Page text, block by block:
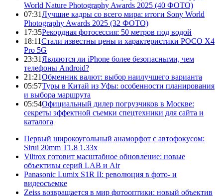
World Nature Photography Awards 2025 (40 ФОТО)
07:31Лучшие кадры со всего мира: итоги Sony World
Photography Awards 2025 (32 ФОТО)
17:35Рекордная фотосессия: 50 метров под водой
18:11Стали известны цены и характеристики POCO X4
Pro 5G
23:31 Являются ли iPhone более безопасными, чем
телефоны Android?
21:21Обменник валют: выбор наилучшего варианта
05:57Туры в Китай из Уфы: особенности планирования
и выбора маршрута
05:54Официальный дилер погрузчиков в Москве:
секреты эффектной съемки спецтехники для сайта и
каталога
Первый широкоугольный анаморфот с автофокусом:
Sirui 20mm T1.8 1.33x
Viltrox готовит масштабное обновление: новые
объективы серий LAB и Air
Panasonic Lumix S1R II: революция в фото- и
видеосъемке
Zeiss возвращается в мир фотооптики: новый объектив